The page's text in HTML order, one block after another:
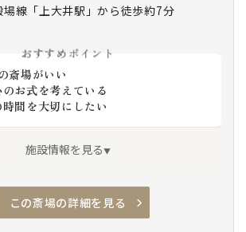
場線「上大井駅」から徒歩約7分
おすすめポイント
斎場がいい
お式を考えている
間を大切にしたい
施設情報を見る
駐車場有 安置室
家族葬専用
この斎場の詳細を見る